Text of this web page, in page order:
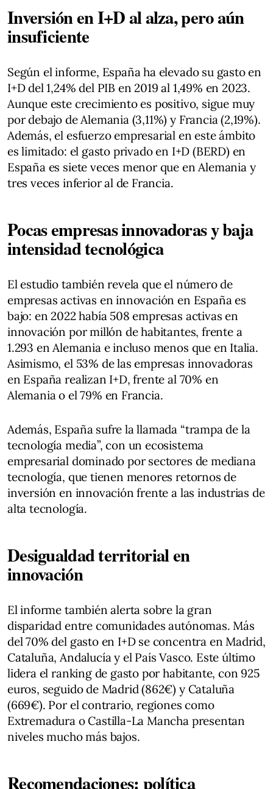
Inversión en I+D al alza, pero aún
insuficiente
Según el informe, España ha elevado su gasto en
I+D del 1,24% del PIB en 2019 al 1,49% en 2023.
Aunque este crecimiento es positivo, sigue muy
por debajo de Alemania (3,11%) y Francia (2,19%).
Además, el esfuerzo empresarial en este ámbito
es limitado: el gasto privado en I+D (BERD) en
España es siete veces menor que en Alemania y
tres veces inferior al de Francia.
Pocas empresas innovadoras y baja
intensidad tecnológica
El estudio también revela que el número de
empresas activas en innovación en España es
bajo: en 2022 había 508 empresas activas en
innovación por millón de habitantes, frente a
1.293 en Alemania e incluso menos que en Italia.
Asimismo, el 53% de las empresas innovadoras
en España realizan I+D, frente al 70% en
Alemania o el 79% en Francia.
Además, España sufre la llamada “trampa de la
tecnología media”, con un ecosistema
empresarial dominado por sectores de mediana
tecnología, que tienen menores retornos de
inversión en innovación frente a las industrias de
alta tecnología.
Desigualdad territorial en
innovación
El informe también alerta sobre la gran
disparidad entre comunidades autónomas. Más
del 70% del gasto en I+D se concentra en Madrid,
Cataluña, Andalucía y el País Vasco. Este último
lidera el ranking de gasto por habitante, con 925
euros, seguido de Madrid (862€) y Cataluña
(669€). Por el contrario, regiones como
Extremadura o Castilla-La Mancha presentan
niveles mucho más bajos.
Recomendaciones: política